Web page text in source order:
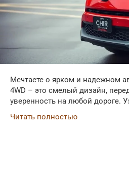
Мечтаете о ярком и надежном
4WD – это смелый дизайн,
уверенность на любой дороге.
Читать полностью